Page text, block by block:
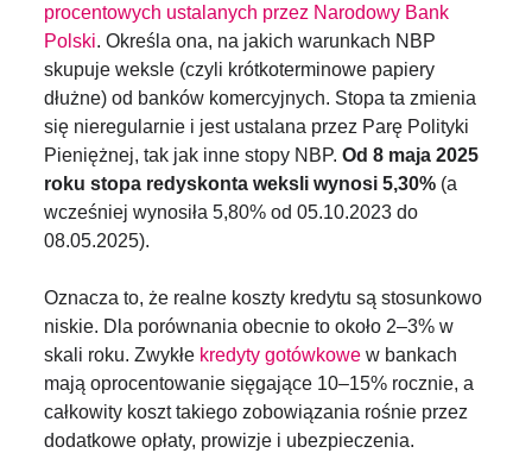
procentowych ustalanych przez Narodowy Bank
Polski. Określa ona, na jakich warunkach NBP
skupuje weksle (czyli krótkoterminowe papiery
dłużne) od banków komercyjnych. Stopa ta zmienia
się nieregularnie i jest ustalana przez Parę Polityki
Pieniężnej, tak jak inne stopy NBP.Od 8 maja 2025
roku stopa redyskonta weksli wynosi 5,30% (a
wcześniej wynosiła 5,80% od 05.10.2023 do
08.05.2025).
Oznacza to, że realne koszty kredytu są stosunkowo
niskie. Dla porównania obecnie to około 2–3% w
skali roku. Zwykłe kredyty gotówkowe w bankach
mają oprocentowanie sięgające 10–15% rocznie, a
całkowity koszt takiego zobowiązania rośnie przez
dodatkowe opłaty, prowizje i ubezpieczenia.